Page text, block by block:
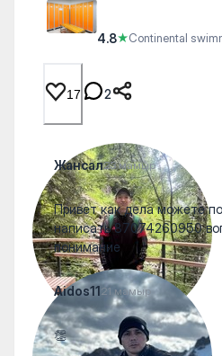
4.8★Continental
17 2
Жансал23 мамыр
Привет как дела можете
написать 87074260950
понимание
Aidos1121 мамыр
👏